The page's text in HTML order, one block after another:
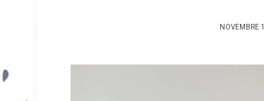
PUBLIÉ
NOVEMBRE